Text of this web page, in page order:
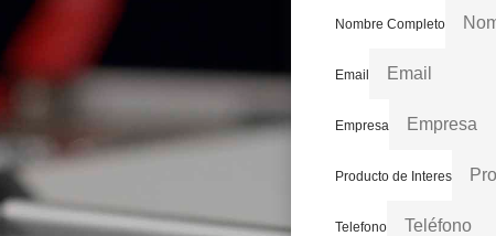
Nombre Completo
Email
Empresa
Producto de Interes
Telefono